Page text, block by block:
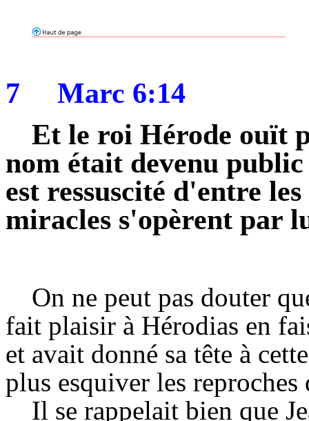
7
Marc 6:14
Et le roi Hérode ouït
nom était devenu
est ressuscité d'entre
miracles s'opèrent par
On ne peut pas douter
fait plaisir à Hérodias en
et avait donné sa tête à
plus esquiver les reproches
Il se rappelait bien que